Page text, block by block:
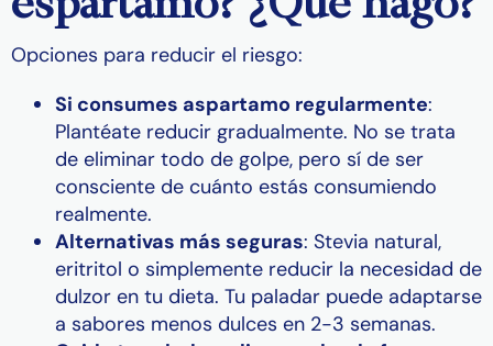
Opciones para reducir el riesgo:
Si consumes aspartamo regularmente:
Plantéate reducir gradualmente. No se trata
de eliminar todo de golpe, pero sí de ser
consciente de cuánto estás consumiendo
realmente.
Alternativas más seguras: Stevia natural,
eritritol o simplemente reducir la necesidad de
dulzor en tu dieta. Tu paladar puede adaptarse
a sabores menos dulces en 2-3 semanas.